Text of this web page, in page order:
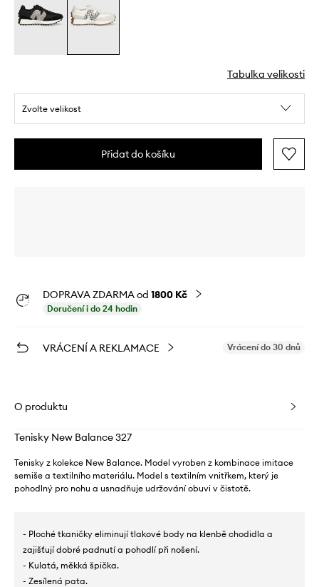
Tabulka velikosti
Zvolte velikost
Přidat do košíku
DOPRAVA ZDARMA od 1800 Kč
Doručení i do 24 hodin
VRÁCENÍ A REKLAMACE Vrácení do 30 dnů
O produktu
Tenisky New Balance 327
Tenisky z kolekce New Balance. Model vyroben z kombinace imitace
semiše a textilního materiálu. Model s textilním vnitřkem, který je
pohodlný pro nohu a usnadňuje udržování obuvi v čistotě.
- Ploché tkaničky eliminují tlakové body na klenbě chodidla a
zajišťují dobré padnutí a pohodlí při nošení.
- Kulatá, měkká špička.
- Zesílená pata.